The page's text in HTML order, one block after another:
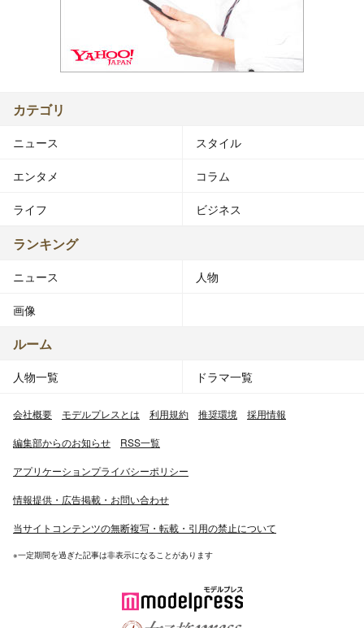
カテゴリ
ニュース スタイル
エンタメ コラム
ライフ ビジネス
ランキング
ニュース 人物
画像
ルーム
人物一覧 ドラマ一覧
会社概要 モデルプレスとは 利用規約 推奨環境 採用情報
編集部からのお知らせ RSS一覧
アプリケーションプライバシーポリシー
情報提供・広告掲載・お問い合わせ
当サイトコンテンツの無断複写・転載・引用の禁止について
※一定期間を過ぎた記事は非表示になることがあります